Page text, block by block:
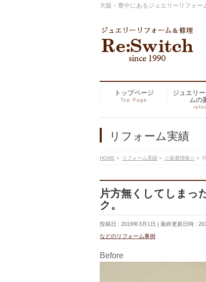
大阪・豊中にあるジュエリーリフォー
トップページ
Top Page
ジュエリ
ムの
リフォーム実績
HOME » リフォーム実績 » ☆新着情報☆ »
片方無くしてしまっ
ク。
投稿日 : 2019年3月1日 最終更新日時 :
などのリフォーム事例
Before